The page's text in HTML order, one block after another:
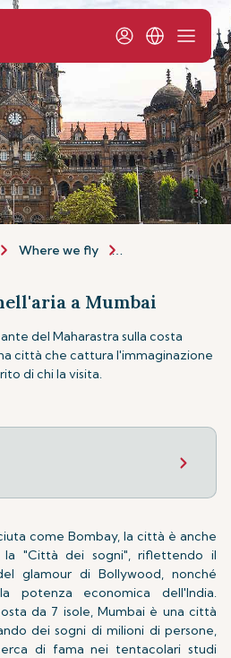
Where we fly
a Mumbai
del Maharastra sulla costa
città che cattura l'immaginazione
di chi la visita.
come Bombay, la città è anche
la "Città dei sogni", riflettendo il
glamour di Bollywood, nonché
potenza economica dell'India.
da 7 isole, Mumbai è una città
dei sogni di milioni di persone,
di fama nei tentacolari studi